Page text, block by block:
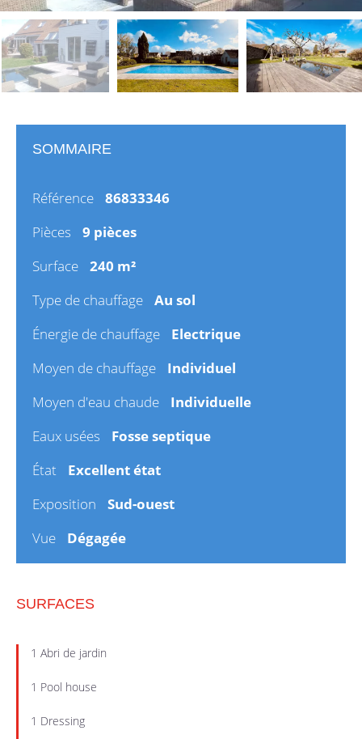
SOMMAIRE
Référence
86833346
Pièces
9 pièces
Surface
240 m²
Type de chauffage
Au sol
Énergie de chauffage
Electrique
Moyen de chauffage
Individuel
Moyen d'eau chaude
Individuelle
Eaux usées
Fosse septique
État
Excellent état
Exposition
Sud-ouest
Vue
Dégagée
SURFACES
1 Abri de jardin
1 Pool house
1 Dressing